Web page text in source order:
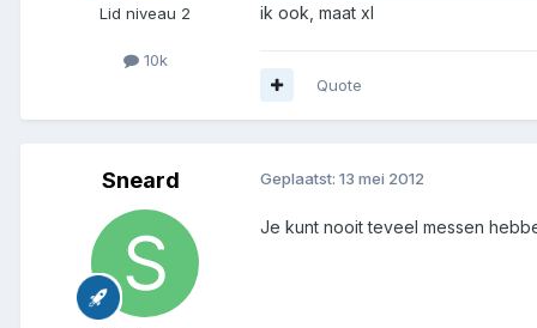
Lid niveau 2
10k
ik ook, maat xl
Quote
Sneard Geplaatst: 13 mei 2012
Je kunt nooit teveel messen